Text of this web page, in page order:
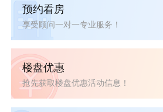
预约看房
享受顾问一对一专业服务！
楼盘优惠
抢先获取楼盘优惠活动信息！